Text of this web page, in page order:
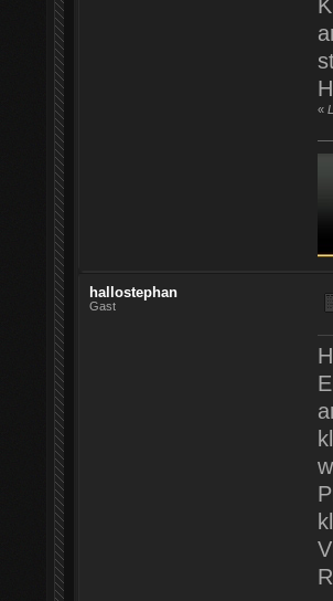
«
hallostephan
Gast